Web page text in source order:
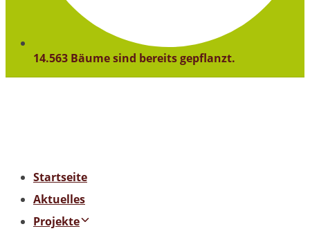
14.563 Bäume sind bereits gepflanzt.
Startseite
Aktuelles
Projekte